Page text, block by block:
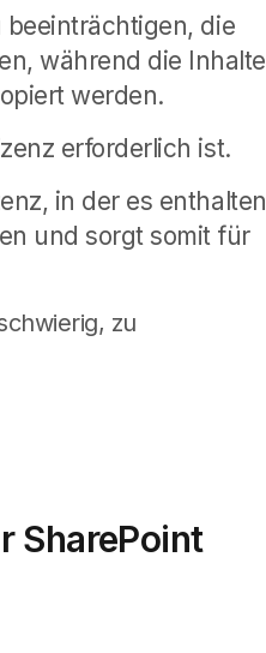
die
während die Inhalte
werden.
erforderlich ist.
in der es enthalten
und sorgt somit für
zu
SharePoint